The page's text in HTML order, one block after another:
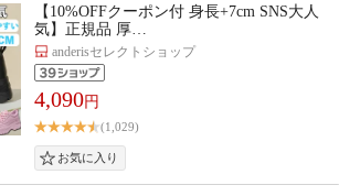
【10%OFFクーポン付 身長+7cm SNS大人
気】正規品 厚…
anderisセレクトショップ
4,090円
(1,029)